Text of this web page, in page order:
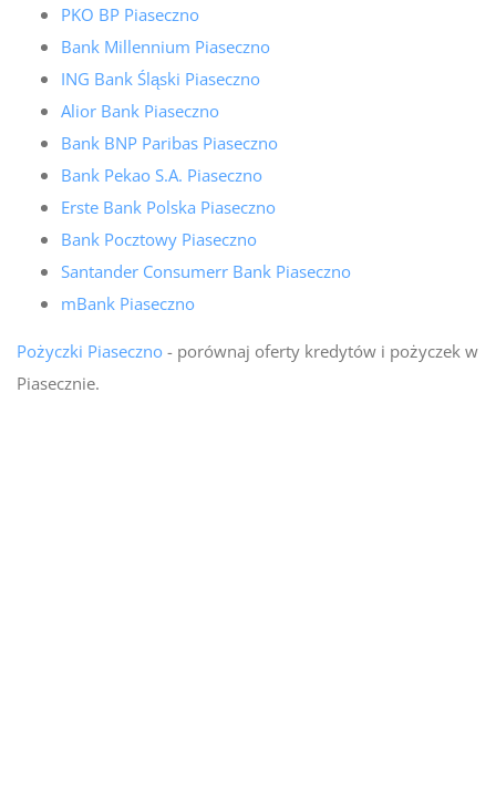
PKO BP Piaseczno
Bank Millennium Piaseczno
ING Bank Śląski Piaseczno
Alior Bank Piaseczno
Bank BNP Paribas Piaseczno
Bank Pekao S.A. Piaseczno
Erste Bank Polska Piaseczno
Bank Pocztowy Piaseczno
Santander Consumerr Bank Piaseczno
mBank Piaseczno
Pożyczki Piaseczno- porównaj oferty kredytów i pożyczek w
Piasecznie.